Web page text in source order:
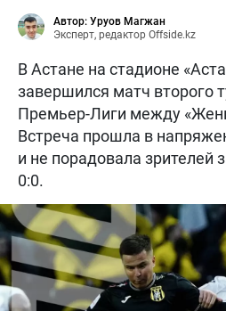
Автор: Уруов Магжан
Эксперт, редактор Offside.kz
В Астане на стадионе
завершился матч второго
Премьер-Лиги между
Встреча прошла в
и не порадовала
0:0.